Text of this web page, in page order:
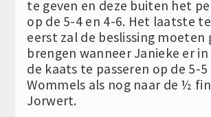
te geven en deze buiten het
op de 5-4 en 4-6. Het laatste
eerst zal de beslissing moeten
brengen wanneer Janieke er
de kaats te passeren op de 5-
Wommels als nog naar de ½
Jorwert.